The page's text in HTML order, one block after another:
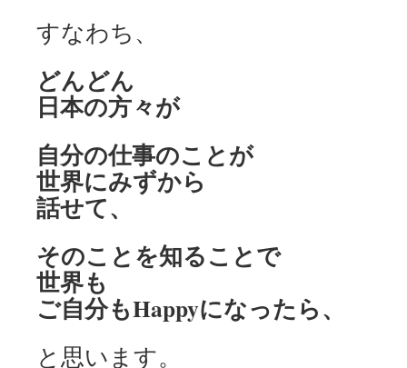
すなわち、
どんどん
日本の方々が
自分の仕事のことが
世界にみずから
話せて、
そのことを知ることで
世界も
ご自分もHappyになったら、
と思います。